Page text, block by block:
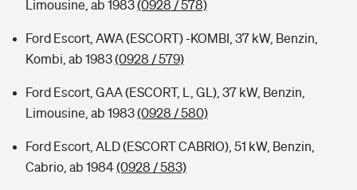
Limousine, ab 1983(0928 / 578)
Ford Escort, AWA (ESCORT) -KOMBI, 37 kW, Benzin,
Kombi, ab 1983(0928 / 579)
Ford Escort, GAA (ESCORT, L, GL), 37 kW, Benzin,
Limousine, ab 1983(0928 / 580)
Ford Escort, ALD (ESCORT CABRIO), 51 kW, Benzin,
Cabrio, ab 1984(0928 / 583)